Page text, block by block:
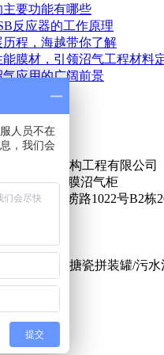
要功能有哪些
反应器的工作原理
程，海越带你了解
膜材，引领沼气工程材料
应用的广阔前景
协同发展
岛海越膜结构工程有限公司
双膜沼气柜
李沧区北崂路1022号B2栋
气柜/电泳搪瓷拼装罐/污
人员不在
，我们会
提交